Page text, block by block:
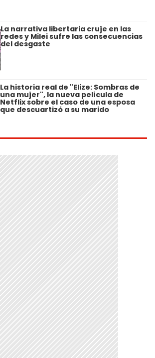
La narrativa libertaria cruje en las
redes y Milei sufre las consecuencias
del desgaste
La historia real de "Elize: Sombras de
una mujer", la nueva película de
Netflix sobre el caso de una esposa
que descuartizó a su marido